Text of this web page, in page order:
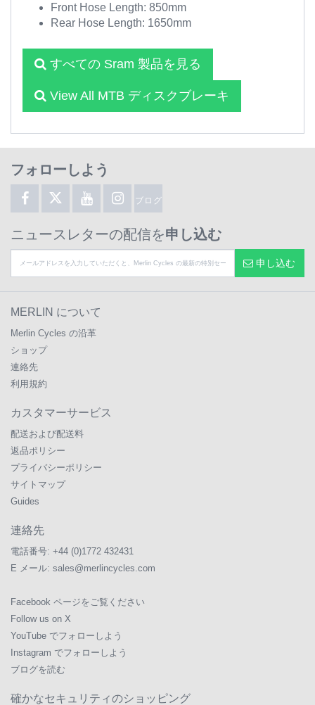
Front Hose Length: 850mm
Rear Hose Length: 1650mm
すべての Sram 製品を見る
View All MTB ディスクブレーキ
フォローしよう
ブログ
ニュースレターの配信を申し込む
申し込む
MERLIN について
Merlin Cycles の沿革
ショップ
連絡先
利用規約
カスタマーサービス
配送および配送料
返品ポリシー
プライバシーポリシー
サイトマップ
Guides
連絡先
電話番号: +44 (0)1772 432431
E メール: sales@merlincycles.com
Facebook ページをご覧ください
Follow us on X
YouTube でフォローしよう
Instagram でフォローしよう
ブログを読む
確かなセキュリティのショッピング